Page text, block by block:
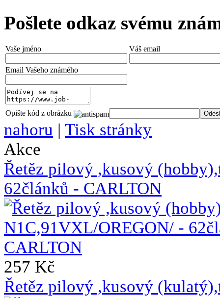
Pošlete odkaz svému
Vaše jméno Váš email
Email Vašeho známého
Opište kód z obrázku
nahoru | Tisk stránky
Akce
Řetěz pilový ,kusový
62článků - CARLTON
257 Kč
Řetěz pilový ,kusový